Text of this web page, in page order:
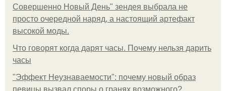
Совершенно Новый День" зендея выбрала не
просто очередной наряд, а настоящий артефакт
высокой моды.
Что говорят когда дарят часы. Почему нельзя дарить
часы
"Эффект Неузнаваемости": почему новый образ